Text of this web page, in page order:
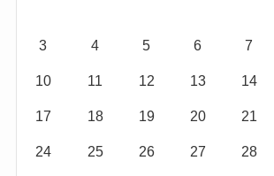
3 4 5 6 7
10 11 12 13 14
17 18 19 20 21
24 25 26 27 28